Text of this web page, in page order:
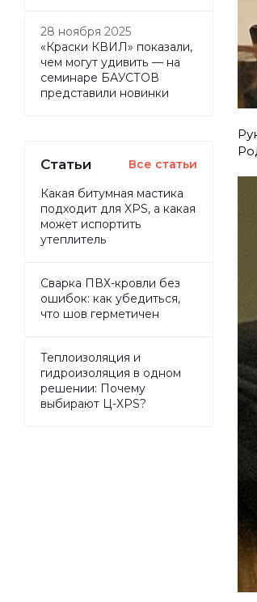
28 ноября 2025
«Краски КВИЛ» показали,
чем могут удивить — на
семинаре БАУСТОВ
представили новинки
Статьи Все статьи
Какая битумная мастика
подходит для XPS, а какая
может испортить
утеплитель
Сварка ПВХ-кровли без
ошибок: как убедиться,
что шов герметичен
Теплоизоляция и
гидроизоляция в одном
решении: Почему
выбирают Ц-XPS?